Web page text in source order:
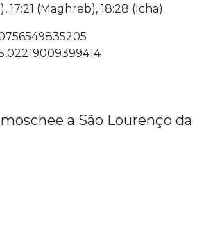
17:21 (Maghreb), 18:28 (Icha).
a São Lourenço da